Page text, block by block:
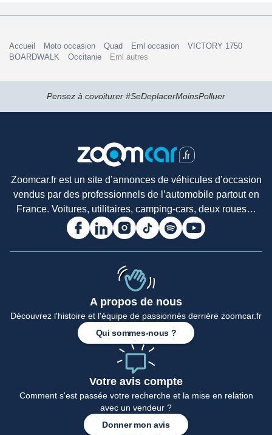
Accueil Moto occasion Quad Eml occasion
VICTORY 1750
BOARDWALK
Occitanie Eml autres
Pensez à covoiturer #SeDeplacerMoinsPolluer
Zoomcar.fr est un site d’annonces de véhicules d’occasion
vendus par des professionnels de l’automobile partout en
France. Voitures, utilitaires, camping-cars, deux roues…
A propos de nous
Découvrez l'histoire et l'équipe de passionnés derrière zoomcar.fr
Qui sommes-nous ?
Votre avis compte
Comment s'est passée votre recherche et la mise en relation
avec un vendeur ?
Donner mon avis